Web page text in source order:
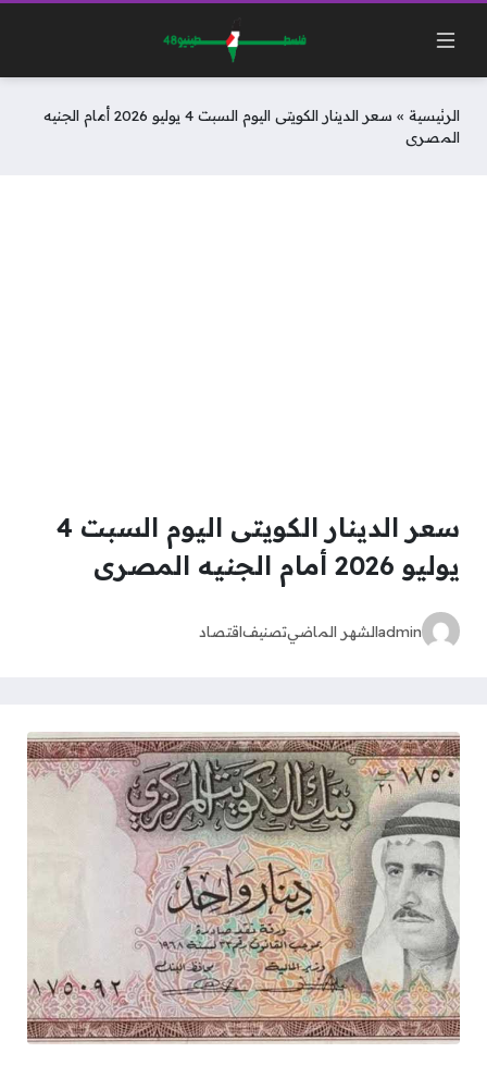
الرئيسية »
سعر الدينار الكويتى اليوم السبت 4 يوليو 2026 أمام الجنيه
المصرى
سعر الدينار الكويتى اليوم السبت 4
يوليو 2026 أمام الجنيه المصرى
adminالشهر الماضيتصنيفاقتصاد